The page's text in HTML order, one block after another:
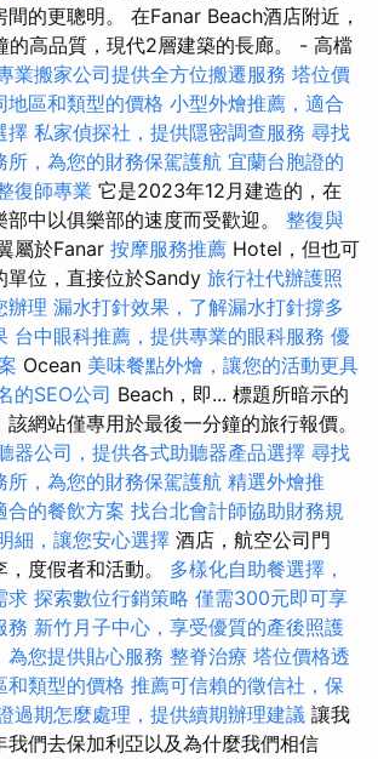
的更聰明。 在Fanar Beach酒店附近，
的高品質，現代2層建築的長廊。 - 高檔
業搬家公司提供全方位搬遷服務 塔位價
地區和類型的價格 小型外燴推薦，適合
擇 私家偵探社，提供隱密調查服務 尋找
所，為您的財務保駕護航 宜蘭台胞證的
復師專業 它是2023年12月建造的，在
中以俱樂部的速度而受歡迎。 整復與
屬於Fanar 按摩服務推薦 Hotel，但也可
單位，直接位於Sandy 旅行社代辦護照
辦理 漏水打針效果，了解漏水打針撐多
台中眼科推薦，提供專業的眼科服務 優
Ocean 美味餐點外燴，讓您的活動更具
的SEO公司 Beach，即... 標題所暗示的
網站僅專用於最後一分鐘的旅行報價。
器公司，提供各式助聽器產品選擇 尋找
所，為您的財務保駕護航 精選外燴推
合的餐飲方案 找台北會計師協助財務規
細，讓您安心選擇 酒店，航空公司門
度假者和活動。 多樣化自助餐選擇，
求 探索數位行銷策略 僅需300元即可享
務 新竹月子中心，享受優質的產後照護
為您提供貼心服務 整脊治療 塔位價格透
和類型的價格 推薦可信賴的徵信社，保
過期怎麼處理，提供續期辦理建議 讓我
我們去保加利亞以及為什麼我們相信